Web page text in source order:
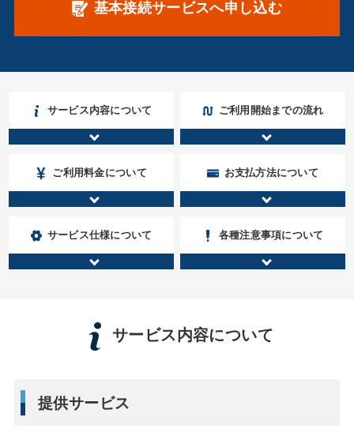
基本接続サービスへ申し込む
サービス内容について ご利用開始までの流れ
ご利用料金について お支払方法について
サービス仕様について 各種注意事項について
サービス内容について
提供サービス